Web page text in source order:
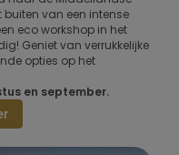
buiten van een intense
eco workshop in het
Geniet van verrukkelijke
opties op het
en september.